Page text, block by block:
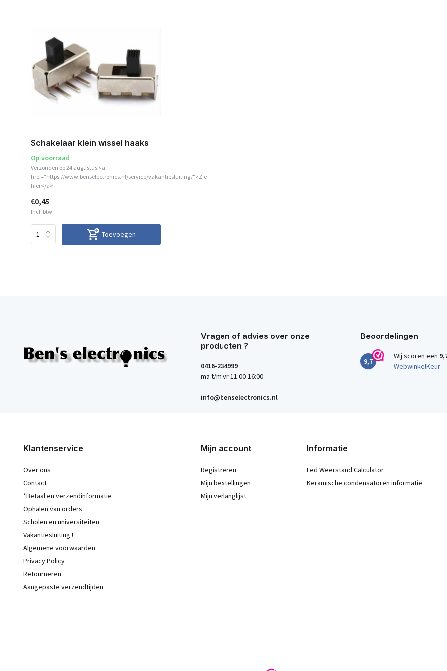
Schakelaar klein wissel haaks
Op voorraad
Verzonden op 24 augustus <a
href="https://www.benselectronics.nl/service/vakantiesluiting/">Zie
hier</a>
€0,45
Incl. btw
Toevoegen
Vragen of advies over onze
producten ?
0416-234999
ma t/m vr 11:00-16:00
info@benselectronics.nl
Beoordelingen
9,7
Wij scoren een
WebwinkelKeur
Klantenservice
Over ons
Contact
*Betaal en verzendinformatie
Ophalen van orders
Scholen en universiteiten
Vakantiesluiting !
Algemene voorwaarden
Privacy Policy
Retourneren
Aangepaste verzendtijden
Mijn account
Registreren
Mijn bestellingen
Mijn verlanglijst
Informatie
Led Weerstand Calculator
Keramische condensatoren informatie